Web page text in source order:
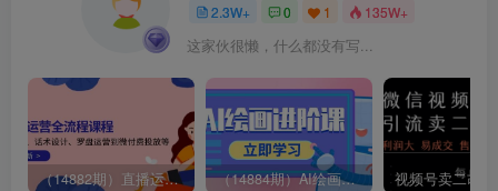
2.3W+ 0 1 135W+
这家伙很懒，什么都没有写...
（14882期）直播运营全流程课程-5月更新：从起号、话术设计、罗盘运营到微付费投放等 （14884期）AI绘画进阶课，涵盖电商摄影等多领域，PS操作与AI工具使用全面教学